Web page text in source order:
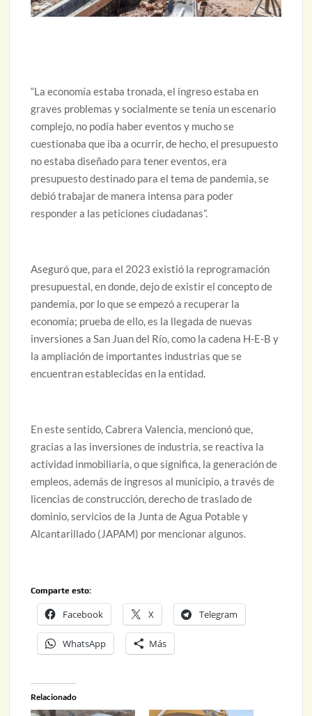
“La economía estaba tronada, el ingreso estaba en
graves problemas y socialmente se tenía un escenario
complejo, no podía haber eventos y mucho se
cuestionaba que iba a ocurrir, de hecho, el presupuesto
no estaba diseñado para tener eventos, era
presupuesto destinado para el tema de pandemia, se
debió trabajar de manera intensa para poder
responder a las peticiones ciudadanas”.
Aseguró que, para el 2023 existió la reprogramación
presupuestal, en donde, dejo de existir el concepto de
pandemia, por lo que se empezó a recuperar la
economía; prueba de ello, es la llegada de nuevas
inversiones a San Juan del Río, como la cadena H-E-B y
la ampliación de importantes industrias que se
encuentran establecidas en la entidad.
En este sentido, Cabrera Valencia, mencionó que,
gracias a las inversiones de industria, se reactiva la
actividad inmobiliaria, o que significa, la generación de
empleos, además de ingresos al municipio, a través de
licencias de construcción, derecho de traslado de
dominio, servicios de la Junta de Agua Potable y
Alcantarillado (JAPAM) por mencionar algunos.
Comparte esto:
Facebook X Telegram
WhatsApp Más
Relacionado